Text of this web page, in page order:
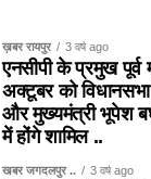
ख़बर रायपुर 3 वर्ष ago
एनसीपी के प्रमुख पूर्व
अक्टूबर को
और मुख्यमंत्री भूपेश
में होंगे शामिल ..
खबर जगदलपुर .. 3 वर्ष ago